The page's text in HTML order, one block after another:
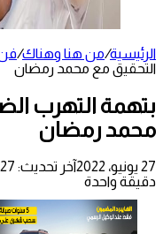
الرئيسية/من هنا وهناك/
التحقيق مع محمد رمضان
بتهمة التهرب
محمد رمضان
27 يونيو، 2022
آخر تحديث: 27 يونيو، 2022
دقيقة واحدة